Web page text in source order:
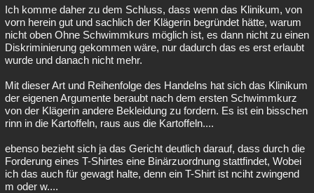
Ich komme daher zu dem Schluss, dass wenn das Klinikum, von
vorn herein gut und sachlich der Klägerin begründet hätte, warum
nicht oben Ohne Schwimmkurs möglich ist, es dann nicht zu einen
Diskriminierung gekommen wäre, nur dadurch das es erst erlaubt
wurde und danach nicht mehr.
Mit dieser Art und Reihenfolge des Handelns hat sich das Klinikum
der eigenen Argumente beraubt nach dem ersten Schwimmkurz
von der Klägerin andere Bekleidung zu fordern. Es ist ein bisschen
rinn in die Kartoffeln, raus aus die Kartoffeln....
ebenso bezieht sich ja das Gericht deutlich darauf, dass durch die
Forderung eines T-Shirtes eine Binärzuordnung stattfindet, Wobei
ich das auch für gewagt halte, denn ein T-Shirt ist nciht zwingend
m oder w....